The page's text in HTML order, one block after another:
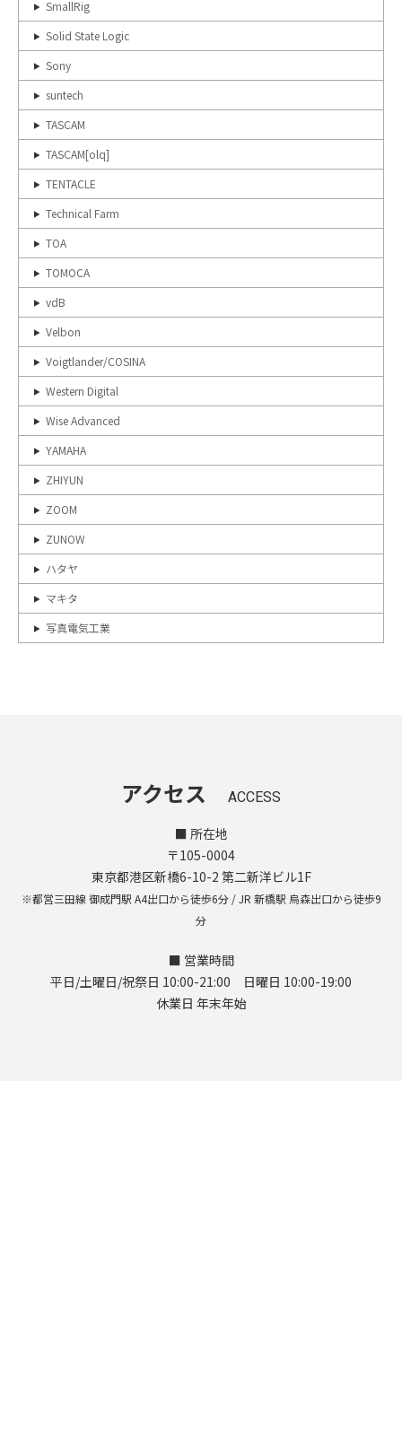
SmallRig
Solid State Logic
Sony
suntech
TASCAM
TASCAM[olq]
TENTACLE
Technical Farm
TOA
TOMOCA
vdB
Velbon
Voigtlander/COSINA
Western Digital
Wise Advanced
YAMAHA
ZHIYUN
ZOOM
ZUNOW
ハタヤ
マキタ
写真電気工業
アクセス ACCESS
■ 所在地
〒105-0004
東京都港区新橋6-10-2 第二新洋ビル1F
※都営三田線 御成門駅 A4出口から徒歩6分 / JR 新橋駅 烏森出口から徒歩9
分
■ 営業時間
平日/土曜日/祝祭日 10:00-21:00 日曜日 10:00-19:00
休業日 年末年始